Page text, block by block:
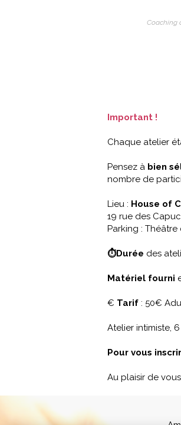
Coaching
Important !
Chaque atelier
Pensez à bien
nombre de
Lieu : House of
19 rue des
Parking :
⏱Durée des
Matériel fourni
€ Tarif : 50€
Atelier intimiste,
Pour vous
Au plaisir de
Continuer sans accepter